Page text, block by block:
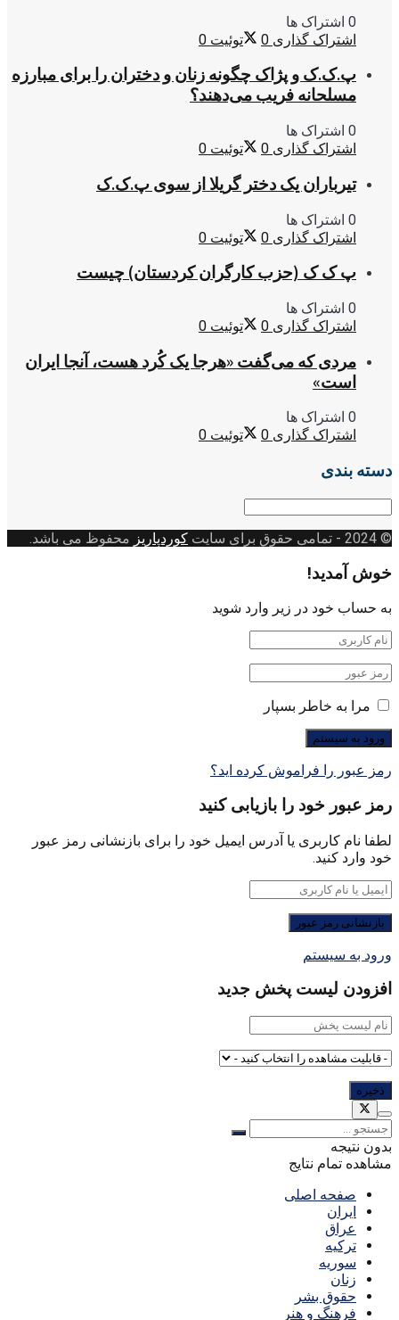
0 اشتراک ها
اشتراک گذاری 0 توئیت 0
پ.ک.ک و پژاک چگونه زنان و دختران را برای مبارزه
مسلحانه فریب می‌دهند؟
0 اشتراک ها
اشتراک گذاری 0 توئیت 0
تیرباران یک دختر گریلا از سوی پ.ک.ک
0 اشتراک ها
اشتراک گذاری 0 توئیت 0
پ ک ک (حزب کارگران کردستان) چیست
0 اشتراک ها
اشتراک گذاری 0 توئیت 0
مردی که می‌گفت «هرجا یک کُرد هست، آنجا ایران
است»
0 اشتراک ها
اشتراک گذاری 0 توئیت 0
دسته بندی
دسته
© 2024
- تمامی حقوق برای سایت کوردپاریز محفوظ می باشد.
خوش آمدید!
به حساب خود در زیر وارد شوید
مرا به خاطر بسپار
رمز عبور را فراموش کرده اید؟
رمز عبور خود را بازیابی کنید
لطفا نام کاربری یا آدرس ایمیل خود را برای بازنشانی رمز عبور
خود وارد کنید.
ورود به سیستم
افزودن لیست پخش جدید
بدون نتیجه
مشاهده تمام نتایج
صفحه اصلی
ایران
عراق
ترکیه
سوریه
زنان
حقوق بشر
فرهنگ و هنر